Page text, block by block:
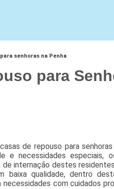
senhoras na Penha
para
de repouso para
e necessidades especiais,
de internação destes
baixa qualidade, dentro
com cuidados